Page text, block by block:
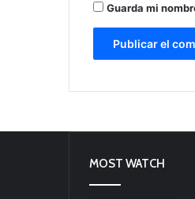
Guarda mi
MOST WATCH